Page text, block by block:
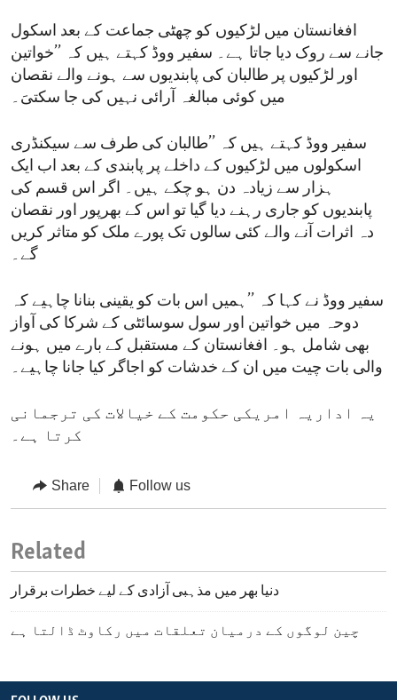
افغانستان میں لڑکیوں کو چھٹی جماعت کے بعد اسکول
جانے سے روک دیا جاتا ہے۔ سفیر ووڈ کہتے ہیں کہ ’’خواتین
اور لڑکیوں پر طالبان کی پابندیوں سے ہونے والے نقصان
میں کوئی مبالغہ آرائی نہیں کی جا سکتیَ۔
سفیر ووڈ کہتے ہیں کہ ’’طالبان کی طرف سے سیکنڈری
اسکولوں میں لڑکیوں کے داخلے پر پابندی کے بعد اب ایک
ہزار سے زیادہ دن ہو چکے ہیں۔ اگر اس قسم کی
پابندیوں کو جاری رہنے دیا گیا تو اس کے بھرپور اور نقصان
دہ اثرات آنے والے کئی سالوں تک پورے ملک کو متاثر کریں
گے۔
سفیر ووڈ نے کہا کہ ’’ہمیں اس بات کو یقینی بنانا چاہیے کہ
دوحہ میں خواتین اور سول سوسائٹی کے شرکا کی آواز
بھی شامل ہو۔ افغانستان کے مستقبل کے بارے میں ہونے
والی بات چیت میں ان کے خدشات کو اجاگر کیا جانا چاہیے۔
یہ اداریہ امریکی حکومت کے خیالات کی ترجمانی
کرتا ہے۔
Share Follow us
Related
دنیا بھر میں مذہبی آزادی کے لیے خطرات برقرار
چین لوگوں کے درمیان تعلقات میں رکاوٹ ڈالتا ہے